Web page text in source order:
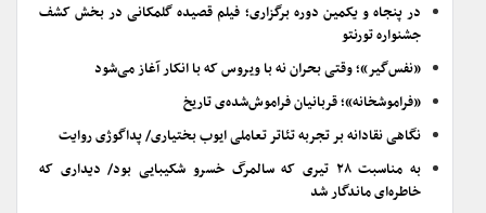
در پنجاه و یکمین دوره برگزاری؛ فیلم قصیده گلمکانی در بخش کشف
جشنواره تورنتو
«نفس‌گیر»؛ وقتی بحران نه با ویروس که با انکار آغاز می‌شود
«فراموشخانه»؛ قربانیان فراموش‌شده‌ی تاریخ
نگاهی نقادانه بر تجربه تئاتر تعاملی ایوب بختیاری/ پداگوژی روایت
به مناسبت ۲۸ تیری که سالمرگ خسرو شکیبایی بود/ دیداری که
خاطره‌ای ماندگار شد